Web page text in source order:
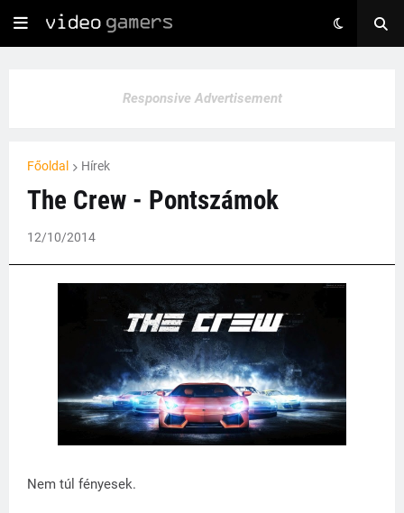
Responsive Advertisement
Főoldal Hírek
The Crew - Pontszámok
12/10/2014
Nem túl fényesek.